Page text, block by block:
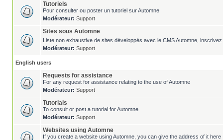
Tutoriels
Pour consulter ou poster un tutoriel sur Automne
Modérateur: Support
Sites sous Automne
Liste non exhaustive de sites développés avec le CMS Automne,
Modérateur: Support
English users
Requests for assistance
For any request for assistance relating to the use of Automne
Modérateur: Support
Tutorials
To consult or post a tutorial for Automne
Modérateur: Support
Websites using Automne
If you create a website using Automne, you can give the address of it here